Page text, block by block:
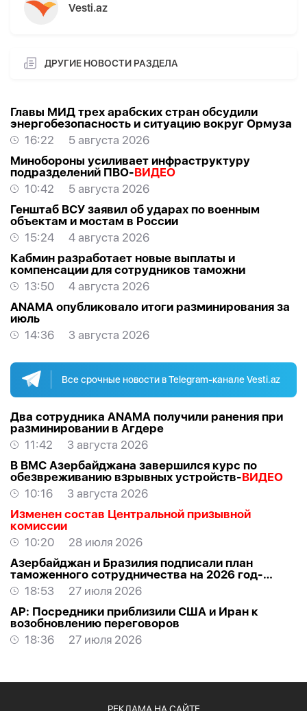
Vesti.az
ДРУГИЕ НОВОСТИ РАЗДЕЛА
Главы МИД трех арабских стран обсудили
энергобезопасность и ситуацию вокруг Ормуза
16:22
5 августа 2026
Минобороны усиливает инфраструктуру
подразделений ПВО-ВИДЕО
10:42
5 августа 2026
Генштаб ВСУ заявил об ударах по военным
объектам и мостам в России
15:24
4 августа 2026
Кабмин разработает новые выплаты и
компенсации для сотрудников таможни
13:50
4 августа 2026
ANAMA опубликовало итоги разминирования за
июль
14:36
3 августа 2026
Все срочные новости в Telegram-канале Vesti.az
Два сотрудника ANAMA получили ранения при
разминировании в Агдере
11:42
3 августа 2026
В ВМС Азербайджана завершился курс по
обезвреживанию взрывных устройств-ВИДЕО
10:16
3 августа 2026
Изменен состав Центральной призывной
комиссии
10:20
28 июля 2026
Азербайджан и Бразилия подписали план
таможенного сотрудничества на 2026 год-
ФОТО
18:53
27 июля 2026
AP: Посредники приблизили США и Иран к
возобновлению переговоров
18:36
27 июля 2026